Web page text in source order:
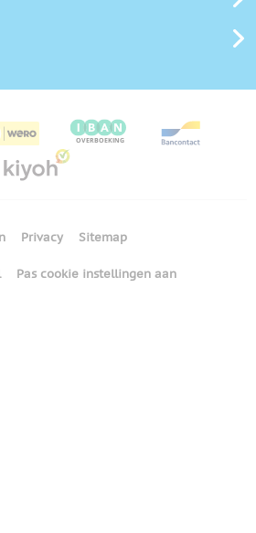
Privacy Sitemap
Pas cookie instellingen aan